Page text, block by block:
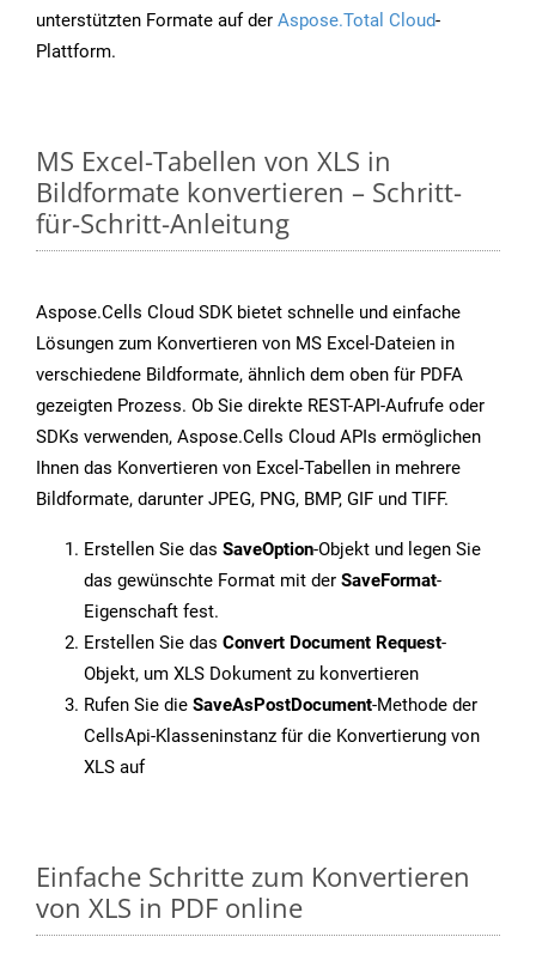
unterstützten Formate auf der Aspose.Total Cloud-
Plattform.
MS Excel-Tabellen von XLS in
Bildformate konvertieren – Schritt-
für-Schritt-Anleitung
Aspose.Cells Cloud SDK bietet schnelle und einfache
Lösungen zum Konvertieren von MS Excel-Dateien in
verschiedene Bildformate, ähnlich dem oben für PDFA
gezeigten Prozess. Ob Sie direkte REST-API-Aufrufe oder
SDKs verwenden, Aspose.Cells Cloud APIs ermöglichen
Ihnen das Konvertieren von Excel-Tabellen in mehrere
Bildformate, darunter JPEG, PNG, BMP, GIF und TIFF.
Erstellen Sie das SaveOption-Objekt und legen Sie
das gewünschte Format mit der SaveFormat-
Eigenschaft fest.
Erstellen Sie das Convert Document Request-
Objekt, um XLS Dokument zu konvertieren
Rufen Sie die SaveAsPostDocument-Methode der
CellsApi-Klasseninstanz für die Konvertierung von
XLS auf
Einfache Schritte zum Konvertieren
von XLS in PDF online